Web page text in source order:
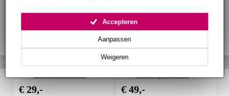
Weigeren
Aanpassen
Accepteren
Devine PRO 2000 studi
€ 29,-
Devine PRO 4000 over-
€ 49,-